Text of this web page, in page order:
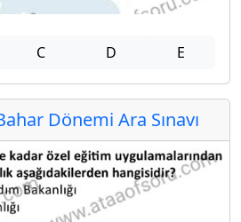
C D E
Dönemi Ara Sınavı